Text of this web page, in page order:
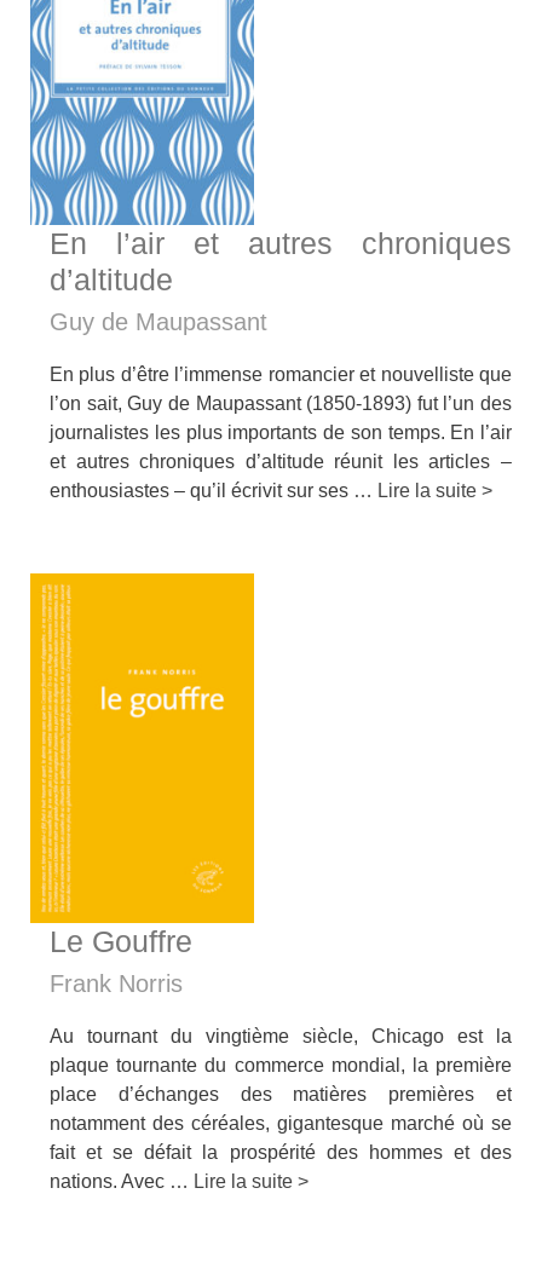
En l’air et autres chroniques
d’altitude
Guy de Maupassant
En plus d’être l’immense romancier et nouvelliste que
l’on sait, Guy de Maupassant (1850-1893) fut l’un des
journalistes les plus importants de son temps. En l’air
et autres chroniques d’altitude réunit les articles –
enthousiastes – qu’il écrivit sur ses … Lire la suite >
Le Gouffre
Frank Norris
Au tournant du vingtième siècle, Chicago est la
plaque tournante du commerce mondial, la première
place d’échanges des matières premières et
notamment des céréales, gigantesque marché où se
fait et se défait la prospérité des hommes et des
nations. Avec … Lire la suite >